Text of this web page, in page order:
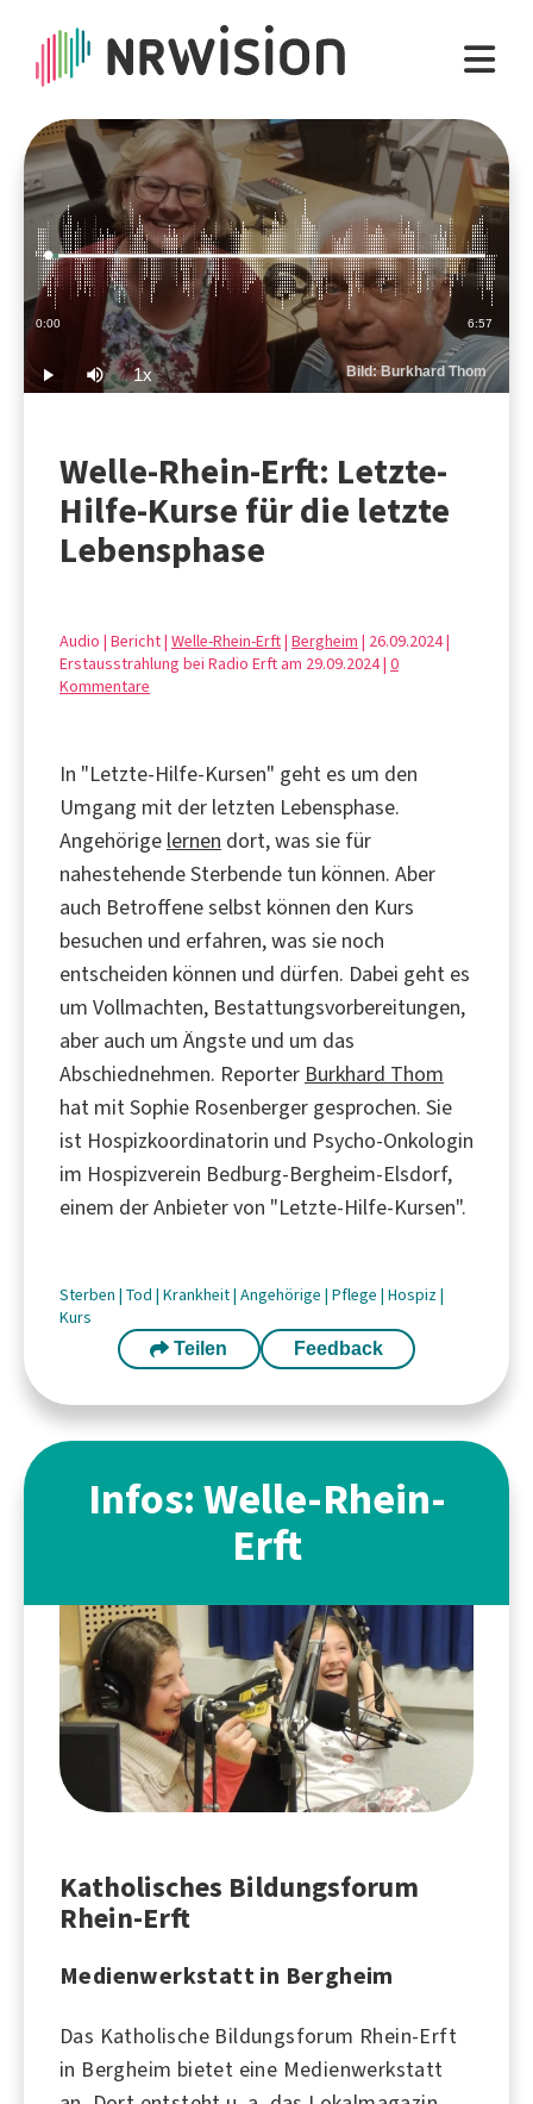
Play Mute 1xPlayback
Rate
Bild: Burkhard Thom
Current
0:00 Duration
6:57
Loaded:
2.39%
Welle-Rhein-Erft: Letzte-
Hilfe-Kurse für die letzte
Lebensphase
Audio | Bericht | Welle-Rhein-Erft| Bergheim | 26.09.2024 |
Erstausstrahlung bei Radio Erft am 29.09.2024 | 0
Kommentare
In "Letzte-Hilfe-Kursen" geht es um den
Umgang mit der letzten Lebensphase.
Angehörige lernen dort, was sie für
nahestehende Sterbende tun können. Aber
auch Betroffene selbst können den Kurs
besuchen und erfahren, was sie noch
entscheiden können und dürfen. Dabei geht es
um Vollmachten, Bestattungsvorbereitungen,
aber auch um Ängste und um das
Abschiednehmen. Reporter Burkhard Thom
hat mit Sophie Rosenberger gesprochen. Sie
ist Hospizkoordinatorin und Psycho-Onkologin
im Hospizverein Bedburg-Bergheim-Elsdorf,
einem der Anbieter von "Letzte-Hilfe-Kursen".
Sterben | Tod | Krankheit| Angehörige | Pflege | Hospiz|
Kurs
Teilen Feedback
Infos: Welle-Rhein-
Erft
Katholisches Bildungsforum
Rhein-Erft
Medienwerkstatt in Bergheim
Das Katholische Bildungsforum Rhein-Erft
in Bergheim bietet eine Medienwerkstatt